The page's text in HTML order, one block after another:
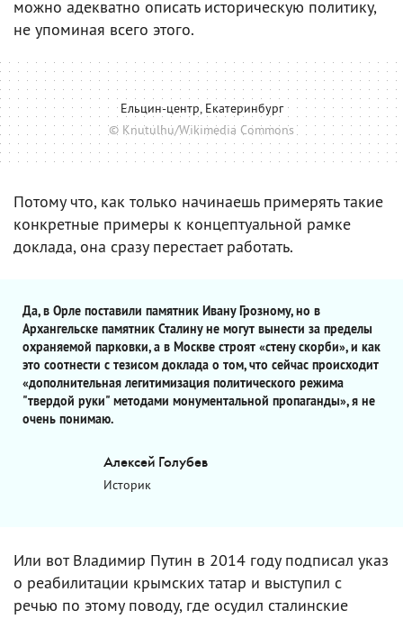
можно адекватно описать историческую политику,
не упоминая всего этого.
Ельцин-центр, Екатеринбург
© Knutulhu/Wikimedia Commons
Потому что, как только начинаешь примерять такие
конкретные примеры к концептуальной рамке
доклада, она сразу перестает работать.
Да, в Орле поставили памятник Ивану Грозному, но в
Архангельске памятник Сталину не могут вынести за пределы
охраняемой парковки, а в Москве строят «стену скорби», и как
это соотнести с тезисом доклада о том, что сейчас происходит
«дополнительная легитимизация политического режима
"твердой руки" методами монументальной пропаганды», я не
очень понимаю.
Алексей Голубев
Историк
Или вот Владимир Путин в 2014 году подписал указ
о реабилитации крымских татар и выступил с
речью по этому поводу, где осудил сталинские